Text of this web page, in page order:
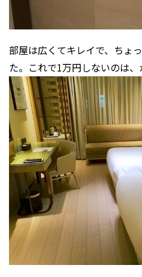
部屋は広くてキレイで、ちょ
た。これで1万円しないのは、